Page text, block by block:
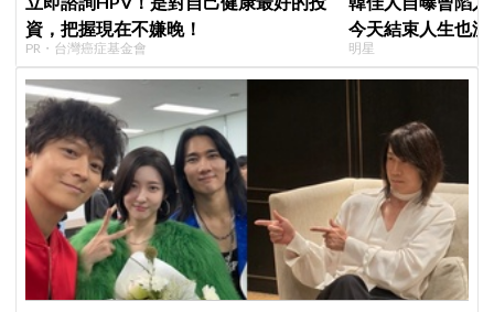
資，把握現在不嫌晚！
PR・台灣癌症基金會
今天結束人生也
YouTube重拾生
明星